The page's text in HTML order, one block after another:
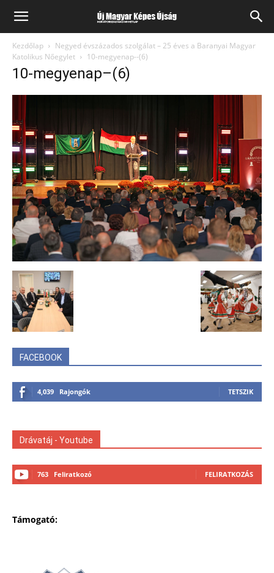
Kezdőlap
Negyed évszázados szolgálat – 25 éves a Baranyai Magyar
Katolikus Nőegylet
10-megyenap--(6)
10-megyenap–(6)
FACEBOOK
4,039 Rajongók TETSZIK
Drávatáj - Youtube
763 Feliratkozó FELIRATKOZÁS
Támogató: